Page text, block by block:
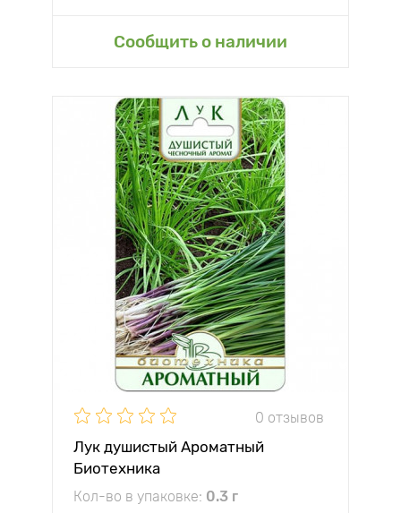
Сообщить о наличии
0 отзывов
Лук душистый Ароматный
Биотехника
Кол-во в упаковке: 0.3 г